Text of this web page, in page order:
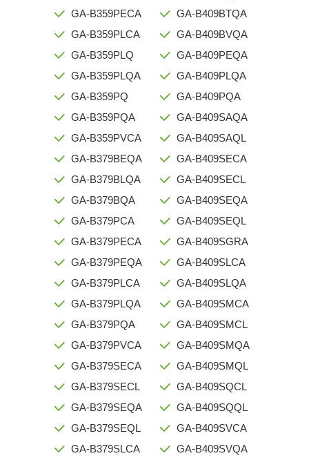
GA-B359PECA
GA-B359PLCA
GA-B359PLQ
GA-B359PLQA
GA-B359PQ
GA-B359PQA
GA-B359PVCA
GA-B379BEQA
GA-B379BLQA
GA-B379BQA
GA-B379PCA
GA-B379PECA
GA-B379PEQA
GA-B379PLCA
GA-B379PLQA
GA-B379PQA
GA-B379PVCA
GA-B379SECA
GA-B379SECL
GA-B379SEQA
GA-B379SEQL
GA-B379SLCA
GA-B409BTQA
GA-B409BVQA
GA-B409PEQA
GA-B409PLQA
GA-B409PQA
GA-B409SAQA
GA-B409SAQL
GA-B409SECA
GA-B409SECL
GA-B409SEQA
GA-B409SEQL
GA-B409SGRA
GA-B409SLCA
GA-B409SLQA
GA-B409SMCA
GA-B409SMCL
GA-B409SMQA
GA-B409SMQL
GA-B409SQCL
GA-B409SQQL
GA-B409SVCA
GA-B409SVQA